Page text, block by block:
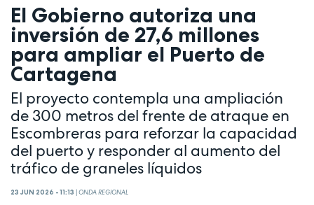
El Gobierno autoriza una
inversión de 27,6 millones
para ampliar el Puerto de
Cartagena
El proyecto contempla una ampliación
de 300 metros del frente de atraque en
Escombreras para reforzar la capacidad
del puerto y responder al aumento del
tráfico de graneles líquidos
23 JUN 2026 - 11:13 |ONDA REGIONAL